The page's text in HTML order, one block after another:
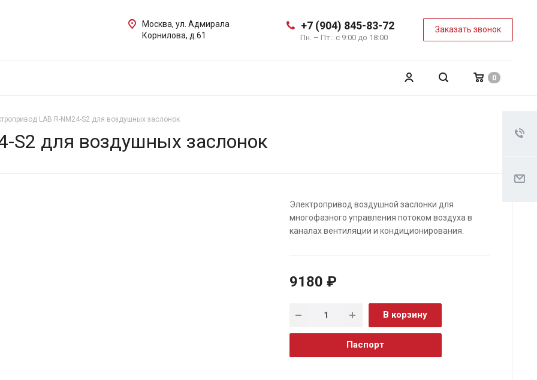
+7 (904) 845-83-72
Пн. – Пт.: с 9:00 до 18:00
Заказать звонок
Москва, ул. Адмирала
Корнилова, д.61
0
LAB R-NM24-S2 для воздушных заслонок
S2 для воздушных заслонок
Электропривод воздушной заслонки для
многофазного управления потоком воздуха в
каналах вентиляции и кондиционирования.
9180 ₽
В корзину
Паспорт